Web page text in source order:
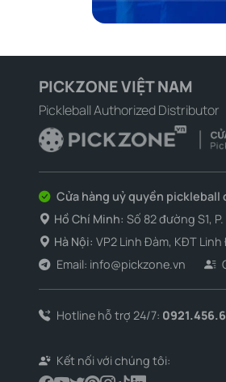
PICKZONE VIỆT NAM
Pickleball Authorized Distributor
Cửa hàng uỷ quyền pickleball
Hồ Chí Minh: Số 82 đường S1,
Hà Nội: VP2 Linh Đàm, KĐT
Email: info@pickzone.vn
Hotline hỗ trợ 24/7:
Kết nối với chúng tôi: